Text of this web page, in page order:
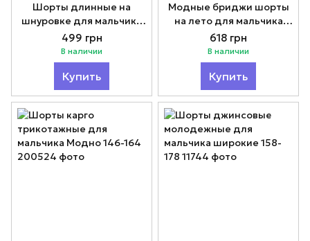
Шорты длинные на
шнуровке для мальчика
Модно 130-160
499 грн
В наличии
Купить
Модные бриджи шорты
на лето для мальчика
120-170
618 грн
В наличии
Купить